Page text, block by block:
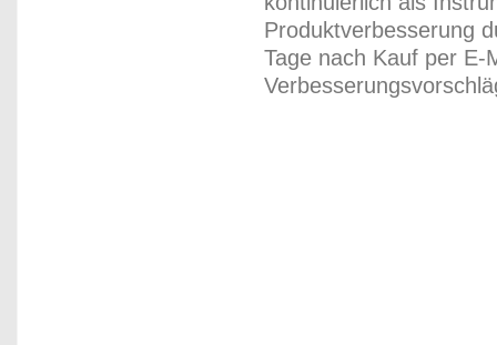
Produktverbesserung
Tage nach Kauf per E-